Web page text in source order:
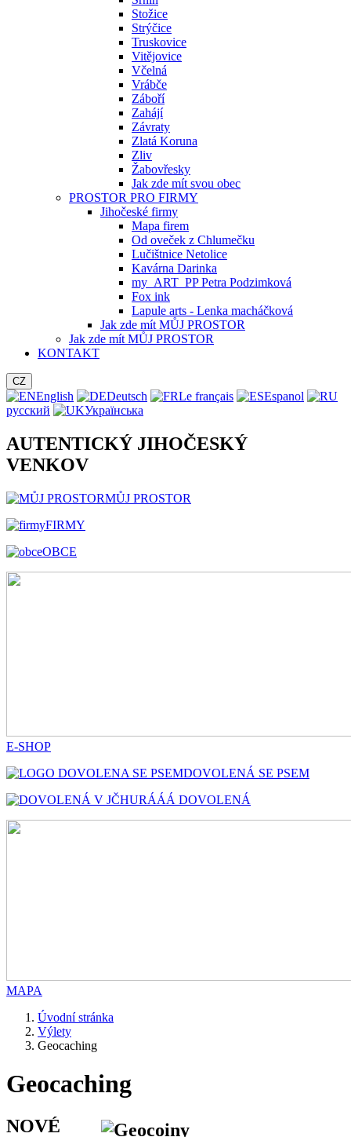
Stožice
Strýčice
Truskovice
Vitějovice
Včelná
Vrábče
Záboří
Zahájí
Závraty
Zlatá Koruna
Zliv
Žabovřesky
Jak zde mít svou obec
PROSTOR PRO FIRMY
Jihočeské firmy
Mapa firem
Od oveček z Chlumečku
Lučištnice Netolice
Kavárna Darinka
my_ART_PP Petra Podzimková
Fox ink
Lapule arts - Lenka macháčková
Jak zde mít MŮJ PROSTOR
Jak zde mít MŮJ PROSTOR
KONTAKT
CZ
English Deutsch Le français
Espanol
русский
Українська
AUTENTICKÝ JIHOČESKÝ
VENKOV
MŮJ PROSTOR
FIRMY
OBCE
E-SHOP
DOVOLENÁ SE PSEM
HURÁÁÁ DOVOLENÁ
MAPA
Úvodní stránka
Výlety
Geocaching
Geocaching
NOVÉ